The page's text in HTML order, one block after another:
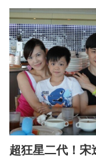
超狂星二代！